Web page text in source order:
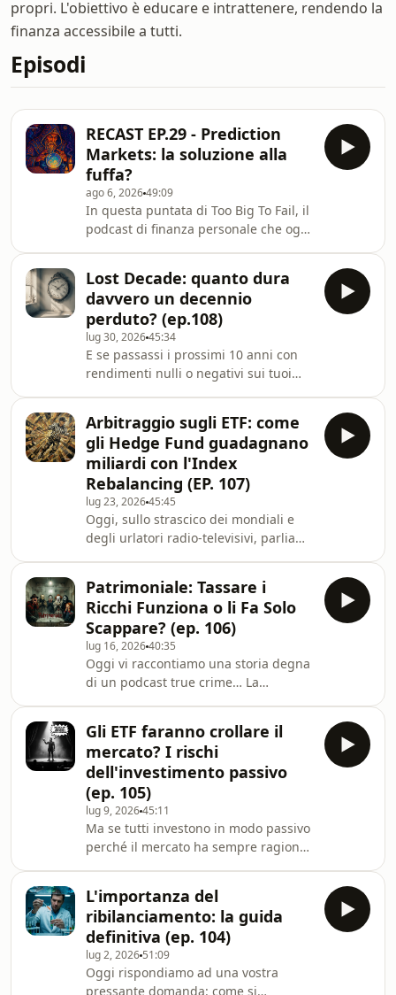
propri. L'obiettivo è educare e intrattenere, rendendo la
finanza accessibile a tutti.
Episodi
RECAST EP.29 - Prediction
Markets: la soluzione alla
fuffa?
ago 6, 202649:09
In questa puntata di Too Big To Fail, il
podcast di finanza personale che ogni
non molto ma sticazzi, a noi piace
così, non ci domerete mai!I consigli di
oggi:Vittorio: Senna (Serie Tv)Nicola:
Dave (Serie Tv)Alain: Uno psicologo
nei lagerCose nominate
(forse):Wisdom of the crowdFrancis
GaltonAsch conformityKalshi e Polym
Lost Decade: quanto dura
davvero un decennio
perduto? (ep.108)
lug 30, 202645:34
E se passassi i prossimi 10 anni con
rendimenti nulli o negativi sui tuoi
class. Oggi andiamo a vedere quando
e come fare per non vivere anche noi
una Lost Decade.I consigli di
oggi:Nicola: Louis CK
RidiculousVittorio: Gruppo Facebook
"Fotomontaggi amatoriali"Alain:
Canale YouTube di Raf Tama🎺 LA
PROMONon cambi fornitore luce e
gas
Arbitraggio sugli ETF: come
gli Hedge Fund guadagnano
miliardi con l'Index
Rebalancing (EP. 107)
lug 23, 202645:45
Oggi, sullo strascico dei mondiali e
degli urlatori radio-televisivi, parliamo
fund arbitrage. Perché c’è gente che
ci fa bei soldini e magari t’ingolosisci.I
consigli di oggi:Nicola: Intervista di
Bill Simmons a Taylor
SheridanVittorio: Canale YouTube di
Niccolò CalifanoAlain: Deceptive
Design🎺 LA PROMOTi scade la
RCAuto?
Patrimoniale: Tassare i
Ricchi Funziona o li Fa Solo
Scappare? (ep. 106)
lug 16, 202640:35
Oggi vi raccontiamo una storia degna
di un podcast true crime… La
Subreddit LinkedInCringeITVittorio:
Programma TV Money Road 2Alain:
Mini TED Talk di Derek Sivers🎺 LA
PROMOApri un nuovo conto corrente
con Credit Agricole per ricevere fino a
600€ di buoni Amazon in regalo!Cose
nominate (forse):Salario Minimo
GheddafiNeo feudalesimoJo
Gli ETF faranno crollare il
mercato? I rischi
dell'investimento passivo
(ep. 105)
lug 9, 202645:11
Ma se tutti investono in modo passivo
perché il mercato ha sempre ragione,
possiamo fare per proteggerci?I
consigli di oggi:Nicola: The Hot Hand
di Ben CohenVittorio: Professor
RossAlain: Il paesaggio morale di Sam
Harris🎺 LA PROMOApri un nuovo
L'importanza del
ribilanciamento: la guida
definitiva (ep. 104)
lug 2, 2026 51:09
Oggi rispondiamo ad una vostra
pressante domanda: come si